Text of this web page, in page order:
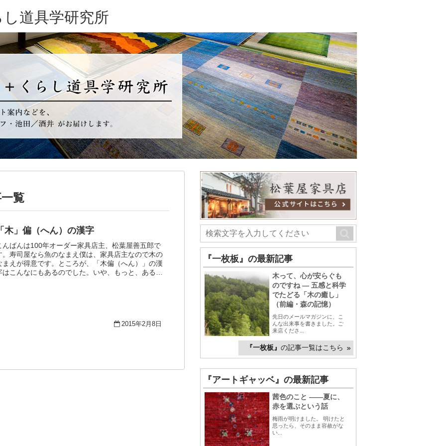
道具学研究所
覧
木」偏（へん）の漢字
んばんは100年オーダー家具店主、松葉屋善五郎で
。寿司屋なら魚のなまえ僕は、家具店主なので木の
まえが得意です。ところが、「木偏（へん）」の漢
はこんなにもあるのでした。いや、もっと、あるか
2015年2月8日
『一枚板』の最新記事
木って、心が安らぐも
のですね ― 五感と科学
でたどる「木の癒し」
（前編・森の記憶）
先日のメールマガジンに、こ
んな出来事を書きました。ご
来店くださ...
『一枚板』 の記事一覧はこちら
『アートギャッベ』の最新記事
茜色のこと ――夏に、
赤を選ぶという話
梅雨が明けました。 明けたと
思ったら、そのまま容赦がな
い...